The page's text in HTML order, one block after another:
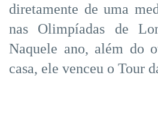
diretamente de uma
nas Olimpíadas de
Naquele ano, além do
casa, ele venceu o Tour